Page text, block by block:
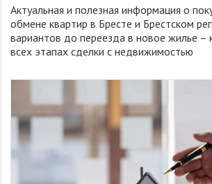
Актуальная и полезная информация о
обмене квартир в Бресте и Брестском
вариантов до переезда в новое жилье –
всех этапах сделки с недвижимостью